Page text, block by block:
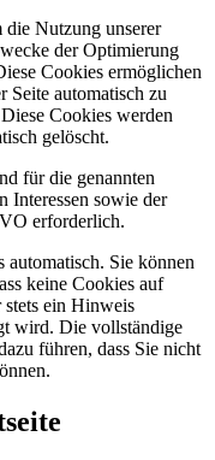
die Nutzung unserer
der Optimierung
Cookies ermöglichen
Seite automatisch zu
Cookies werden
gelöscht.
für die genannten
Interessen sowie der
erforderlich.
Sie können
keine Cookies auf
stets ein Hinweis
wird. Die vollständige
führen, dass Sie nicht